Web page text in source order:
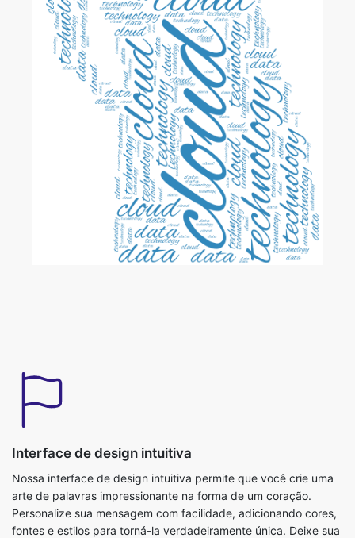
Interface de design intuitiva
Nossa interface de design intuitiva permite que você crie uma
arte de palavras impressionante na forma de um coração.
Personalize sua mensagem com facilidade, adicionando cores,
fontes e estilos para torná-la verdadeiramente única. Deixe sua